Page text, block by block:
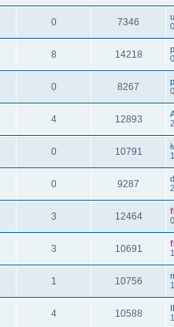
0 7346
8 14218
0 8267
4 12893
0 10791
0 9287
3 12464
3 10691
1 10756
4 10588